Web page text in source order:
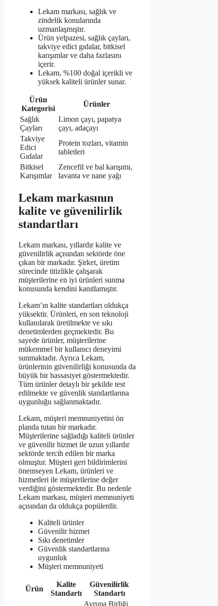
Lekam markası, sağlık ve
zindelik konularında
uzmanlaşmıştır.
Ürün yelpazesi, sağlık çayları,
takviye edici gıdalar, bitkisel
karışımlar ve daha fazlasını
içerir.
Lekam, %100 doğal içerikli ve
yüksek kaliteli ürünler sunar.
Ürün
Kategorisi
Ürünler
Sağlık
Çayları
Limon çayı, papatya
çayı, adaçayı
Takviye
Edici
Gıdalar
Protein tozları, vitamin
tabletleri
Bitkisel
Karışımlar
Zencefil ve bal karışımı,
lavanta ve nane yağı
Lekam markasının
kalite ve güvenilirlik
standartları
Lekam markası, yıllardır kalite ve
güvenilirlik açısından sektörde öne
çıkan bir markadır. Şirket, üretim
sürecinde titizlikle çalışarak
müşterilerine en iyi ürünleri sunma
konusunda kendini kanıtlamıştır.
Lekam’ın kalite standartları oldukça
yüksektir. Ürünleri, en son teknoloji
kullanılarak üretilmekte ve sıkı
denetimlerden geçmektedir. Bu
sayede ürünler, müşterilerine
mükemmel bir kullanıcı deneyimi
sunmaktadır. Ayrıca Lekam,
ürünlerinin güvenilirliği konusunda da
büyük bir hassasiyet göstermektedir.
Tüm ürünler detaylı bir şekilde test
edilmekte ve güvenlik standartlarına
uygunluğu sağlanmaktadır.
Lekam, müşteri memnuniyetini ön
planda tutan bir markadır.
Müşterilerine sağladığı kaliteli ürünler
ve güvenilir hizmet ile uzun yıllardır
sektörde tercih edilen bir marka
olmuştur. Müşteri geri bildirimlerini
önemseyen Lekam, ürünleri ve
hizmetleri ile müşterilerine değer
verdiğini göstermektedir. Bu nedenle
Lekam markası, müşteri memnuniyeti
açısından da oldukça popülerdir.
Kaliteli ürünler
Güvenilir hizmet
Sıkı denetimler
Güvenlik standartlarına
uygunluk
Müşteri memnuniyeti
Ürün
Kalite
Standartı
Güvenilirlik
Standartı
Avrupa Birliği